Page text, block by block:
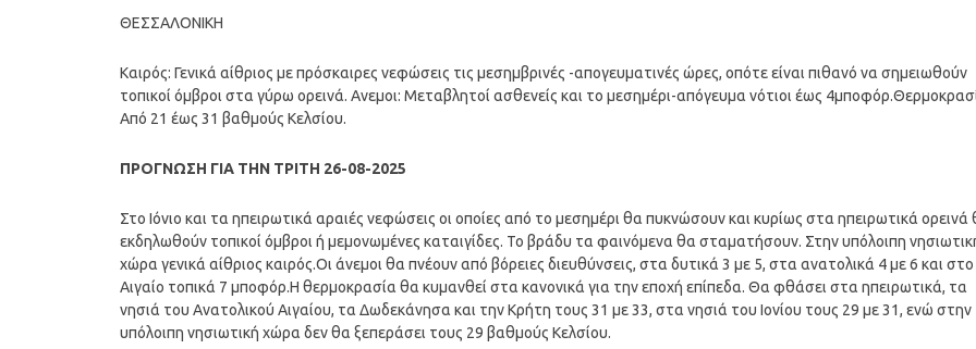
ΘΕΣΣΑΛΟΝΙΚΗ
Καιρός: Γενικά αίθριος με πρόσκαιρες νεφώσεις τις μεσημβρινές -απογευματινές ώρες, οπότε είναι πιθανό να σημειωθούν
τοπικοί όμβροι στα γύρω ορεινά. Ανεμοι: Μεταβλητοί ασθενείς και το μεσημέρι-απόγευμα νότιοι έως
Από 21 έως 31 βαθμούς Κελσίου.
ΠΡΟΓΝΩΣΗ ΓΙΑ ΤΗΝ ΤΡΙΤΗ 26-08-2025
Στο Ιόνιο και τα ηπειρωτικά αραιές νεφώσεις οι οποίες από το μεσημέρι θα πυκνώσουν και κυρίως στα ηπειρωτικά ορεινά
εκδηλωθούν τοπικοί όμβροι ή μεμονωμένες καταιγίδες. Το βράδυ τα φαινόμενα θα σταματήσουν. Στην υπόλοιπη
χώρα γενικά αίθριος καιρός.Οι άνεμοι θα πνέουν από βόρειες διευθύνσεις, στα δυτικά 3 με 5, στα ανατολικά 4 με 6 και στο
Αιγαίο τοπικά 7 μποφόρ.Η θερμοκρασία θα κυμανθεί στα κανονικά για την εποχή επίπεδα. Θα φθάσει στα ηπειρωτικά, τα
νησιά του Ανατολικού Αιγαίου, τα Δωδεκάνησα και την Κρήτη τους 31 με 33, στα νησιά του Ιονίου τους 29 με 31, ενώ στην
υπόλοιπη νησιωτική χώρα δεν θα ξεπεράσει τους 29 βαθμούς Κελσίου.